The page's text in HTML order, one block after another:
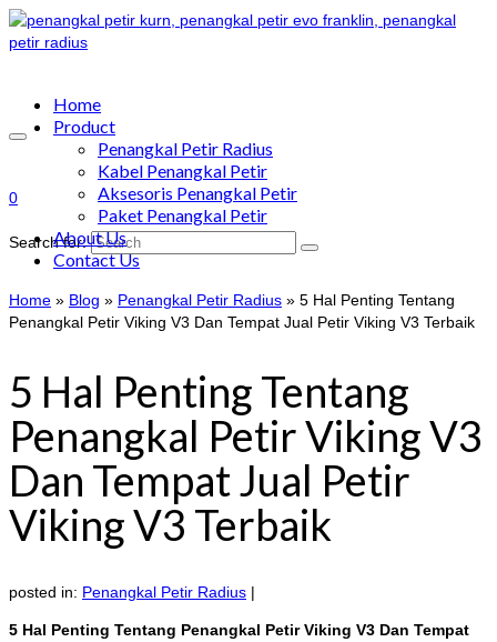
0
Search for:
Home
Product
Penangkal Petir Radius
Kabel Penangkal Petir
Aksesoris Penangkal Petir
Paket Penangkal Petir
About Us
Contact Us
Home » Blog » Penangkal Petir Radius » 5 Hal Penting Tentang
Penangkal Petir Viking V3 Dan Tempat Jual Petir Viking V3 Terbaik
5 Hal Penting Tentang
Penangkal Petir Viking V3
Dan Tempat Jual Petir
Viking V3 Terbaik
posted in: Penangkal Petir Radius |
5 Hal Penting Tentang Penangkal Petir Viking V3 Dan Tempat